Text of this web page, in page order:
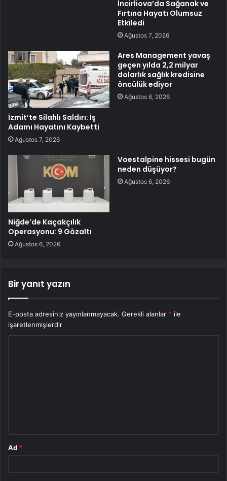
İncirliova’da Sağanak ve
Fırtına Hayatı Olumsuz
Etkiledi
Ağustos 7, 2026
İzmit’te Silahlı Saldırı: İş
Adamı Hayatını Kaybetti
Ağustos 7, 2026
Ares Management yavaş
geçen yılda 2,2 milyar
dolarlık sağlık kredisine
öncülük ediyor
Ağustos 6, 2026
Niğde’de Kaçakçılık
Operasyonu: 9 Gözaltı
Ağustos 6, 2026
Voestalpine hissesi bugün
neden düşüyor?
Ağustos 6, 2026
Bir yanıt yazın
E-posta adresiniz yayınlanmayacak. Gerekli alanlar * ile
işaretlenmişlerdir
Ad *